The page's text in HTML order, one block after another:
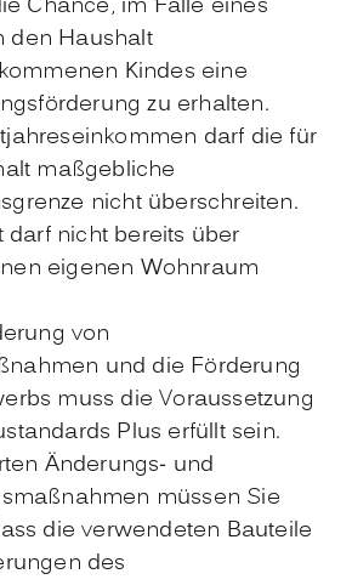
Chance, im Falle eines
den Haushalt
Kindes eine
zu erhalten.
darf die für
maßgebliche
nicht überschreiten.
darf nicht bereits über
eigenen Wohnraum
von
und die Förderung
muss die Voraussetzung
Plus erfüllt sein.
Änderungs- und
müssen Sie
die verwendeten Bauteile
des